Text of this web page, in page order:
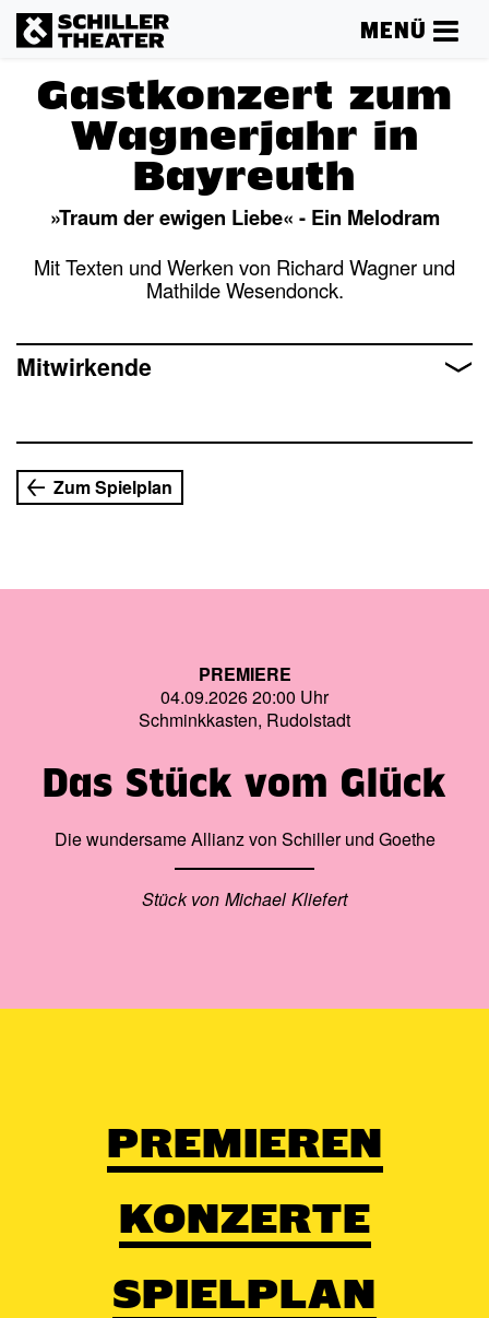
MENÜ
Gastkonzert zum
Wagnerjahr in
Bayreuth
»Traum der ewigen Liebe« - Ein Melodram
Mit Texten und Werken von Richard Wagner und
Mathilde Wesendonck.
Mitwirkende
Zum Spielplan
PREMIERE
04.09.2026 20:00 Uhr
Schminkkasten, Rudolstadt
Das Stück vom Glück
Die wundersame Allianz von Schiller und Goethe
Stück von Michael Kliefert
PREMIEREN
KONZERTE
SPIELPLAN